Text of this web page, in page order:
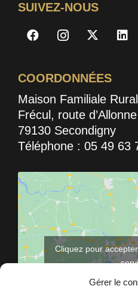
Gérer le
SUIVEZ-NOUS
COORDONNÉES
Maison Familiale
Frécul, route d’Allonne
79130 Secondigny
Téléphone : 05 49 63
Cliquez pour